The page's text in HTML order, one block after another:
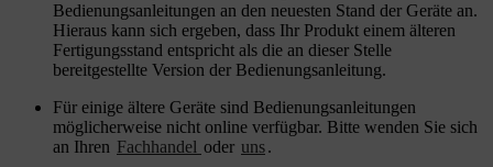
Bedienungsanleitungen an den neuesten Stand der Geräte an.
Hieraus kann sich ergeben, dass Ihr Produkt einem älteren
Fertigungsstand entspricht als die an dieser Stelle
bereitgestellte Version der Bedienungsanleitung.
Für einige ältere Geräte sind Bedienungsanleitungen
möglicherweise nicht online verfügbar. Bitte wenden Sie sich
an Ihren Fachhandel oder uns.